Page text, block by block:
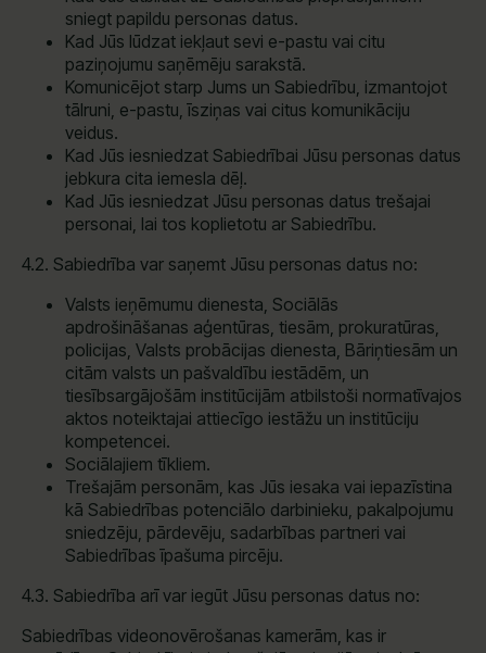
sniegt papildu personas datus.
Kad Jūs lūdzat iekļaut sevi e-pastu vai citu
paziņojumu saņēmēju sarakstā.
Komunicējot starp Jums un Sabiedrību, izmantojot
tālruni, e-pastu, īsziņas vai citus komunikāciju
veidus.
Kad Jūs iesniedzat Sabiedrībai Jūsu personas datus
jebkura cita iemesla dēļ.
Kad Jūs iesniedzat Jūsu personas datus trešajai
personai, lai tos koplietotu ar Sabiedrību.
4.2. Sabiedrība var saņemt Jūsu personas datus no:
Valsts ieņēmumu dienesta, Sociālās
apdrošināšanas aģentūras, tiesām, prokuratūras,
policijas, Valsts probācijas dienesta, Bāriņtiesām un
citām valsts un pašvaldību iestādēm, un
tiesībsargājošām institūcijām atbilstoši normatīvajos
aktos noteiktajai attiecīgo iestāžu un institūciju
kompetencei.
Sociālajiem tīkliem.
Trešajām personām, kas Jūs iesaka vai iepazīstina
kā Sabiedrības potenciālo darbinieku, pakalpojumu
sniedzēju, pārdevēju, sadarbības partneri vai
Sabiedrības īpašuma pircēju.
4.3. Sabiedrība arī var iegūt Jūsu personas datus no:
Sabiedrības videonovērošanas kamerām, kas ir